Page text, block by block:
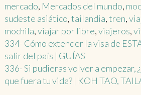
mercado, Mercados del mundo,
sudeste asiático,tailandia,tren,
mochila,viajar por libre,viajeros,
Post
navigation
334- Cómo extender la visa de
salir del país | GUÍAS
336- Si pudieras volver a empezar,
que fuera tu vida? | KOH TAO,